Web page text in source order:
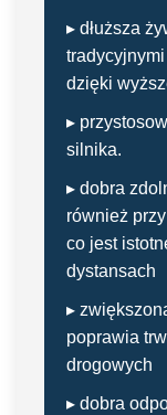
▸ dłuższa
dzięki
▸
silnika.
▸ dobra
również
co jest
dystansach
▸
poprawia
drogowych
▸ dobra